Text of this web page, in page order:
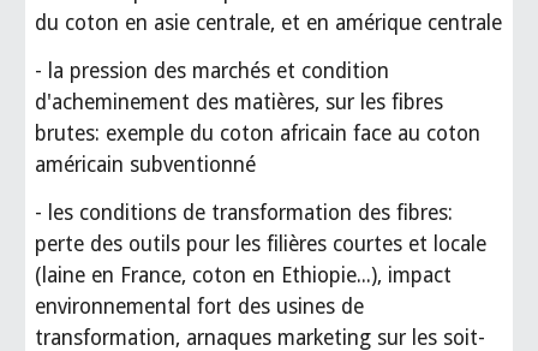
du coton en asie centrale, et en amérique centrale
- la pression des marchés et condition
d'acheminement des matières, sur les fibres
brutes: exemple du coton africain face au coton
américain subventionné
- les conditions de transformation des fibres:
perte des outils pour les filières courtes et locale
(laine en France, coton en Ethiopie...), impact
environnemental fort des usines de
transformation, arnaques marketing sur les soit-